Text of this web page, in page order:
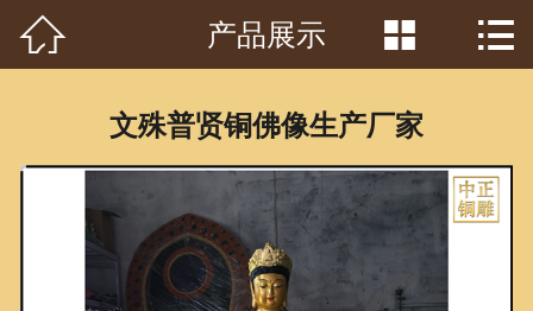
首页
产品中心
客户见证
 产品展示  
文殊普贤铜佛像生产厂家